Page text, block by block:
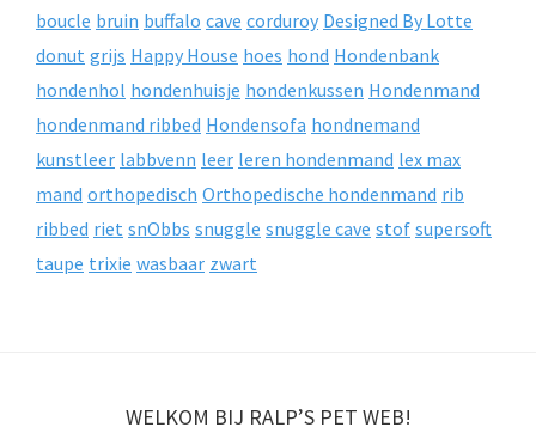
boucle bruin buffalo cave corduroy Designed By Lotte
donut grijs Happy House hoes hond Hondenbank
hondenhol hondenhuisje hondenkussen Hondenmand
hondenmand ribbed Hondensofa hondnemand
kunstleer labbvenn leer leren hondenmand lex max
mand orthopedisch Orthopedische hondenmand rib
ribbed riet snObbs snuggle snuggle cave stof supersoft
taupe trixie wasbaar zwart
WELKOM BIJ RALP’S PET WEB!